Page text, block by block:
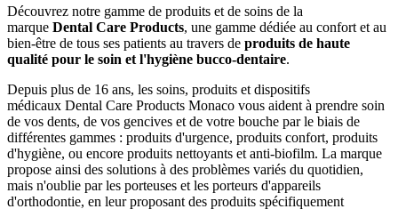
Découvrez notre gamme de produits et de soins de la
marque Dental Care Products, une gamme dédiée au confort et au
bien-être de tous ses patients au travers de produits de haute
qualité pour le soin et l'hygiène bucco-dentaire.
Depuis plus de 16 ans, les soins, produits et dispositifs
médicaux Dental Care Products Monaco vous aident à prendre soin
de vos dents, de vos gencives et de votre bouche par le biais de
différentes gammes : produits d'urgence, produits confort, produits
d'hygiène, ou encore produits nettoyants et anti-biofilm. La marque
propose ainsi des solutions à des problèmes variés du quotidien,
mais n'oublie par les porteuses et les porteurs d'appareils
d'orthodontie, en leur proposant des produits spécifiquement